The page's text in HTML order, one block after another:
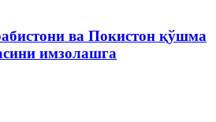
ва Покистон қўшма
имзолашга